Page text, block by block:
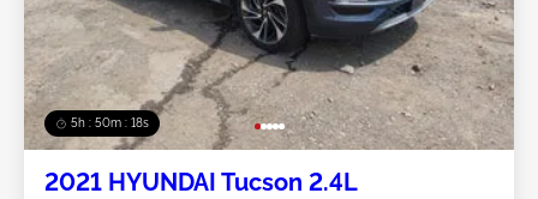
5h : 50m : 16s
2021 HYUNDAI Tucson 2.4L